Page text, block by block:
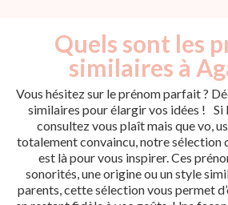
Quels sont les
similaires à
Vous hésitez sur le prénom parfait ?
similaires pour élargir vos idées ! Si
consultez vous plaît mais que vo, us
totalement convaincu, notre sélection
est là pour vous inspirer. Ces
sonorités, une origine ou un style
parents, cette sélection vous permet